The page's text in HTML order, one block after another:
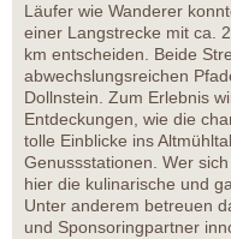
Läufer wie Wanderer
einer Langstrecke mit ca.
km entscheiden. Beide
abwechslungsreichen
Dollnstein. Zum Erlebnis
Entdeckungen, wie die
tolle Einblicke ins
Genussstationen. Wer
hier die kulinarische und
Unter anderem betreuen
und Sponsoringpartner